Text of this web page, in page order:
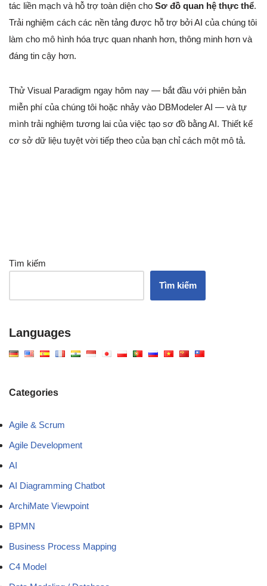
tác liền mạch và hỗ trợ toàn diện cho Sơ đồ quan hệ thực thể.
Trải nghiệm cách các nền tảng được hỗ trợ bởi AI của chúng tôi
làm cho mô hình hóa trực quan nhanh hơn, thông minh hơn và
đáng tin cậy hơn.
Thử Visual Paradigm ngay hôm nay — bắt đầu với phiên bản
miễn phí của chúng tôi hoặc nhảy vào DBModeler AI — và tự
mình trải nghiệm tương lai của việc tạo sơ đồ bằng AI. Thiết kế
cơ sở dữ liệu tuyệt vời tiếp theo của bạn chỉ cách một mô tả.
Tìm kiếm
Tìm kiếm
Languages
Categories
Agile & Scrum
Agile Development
AI
AI Diagramming Chatbot
ArchiMate Viewpoint
BPMN
Business Process Mapping
C4 Model